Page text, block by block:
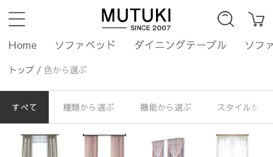
Home ソファベッド ダイニングテーブル ソフ
トップ / 色から選ぶ
すべて 種類から選ぶ 機能から選ぶ スタイルから